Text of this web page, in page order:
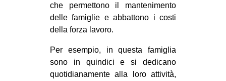
che permettono il mantenimento
delle famiglie e abbattono i costi
della forza lavoro.
Per esempio, in questa famiglia
sono in quindici e si dedicano
quotidianamente alla loro attività,